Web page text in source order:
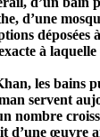
d’une
déposées
à laquelle
les bains
servent
nombre
d’une œuvre